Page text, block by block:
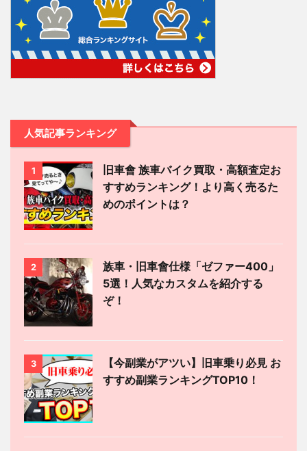
人気記事ランキング
1
旧車會 族車バイク買取・高額査定お
すすめランキング！より高く売るた
めのポイントは？
2
族車・旧車會仕様「ゼファー400」
5選！人気なカスタムを紹介する
ぞ！
3
【今副業がアツい】旧車乗り必見 お
すすめ副業ランキングTOP10！